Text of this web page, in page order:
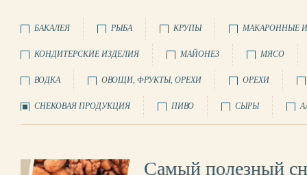
БАКАЛЕЯ РЫБА КРУПЫ МАКАРОННЫЕ
КОНДИТЕРСКИЕ ИЗДЕЛИЯ МАЙОНЕЗ МЯСО
ВОДКА ОВОЩИ, ФРУКТЫ, ОРЕХИ ОРЕХИ
СНЕКОВАЯ ПРОДУКЦИЯ ПИВО СЫРЫ
Самый полезный